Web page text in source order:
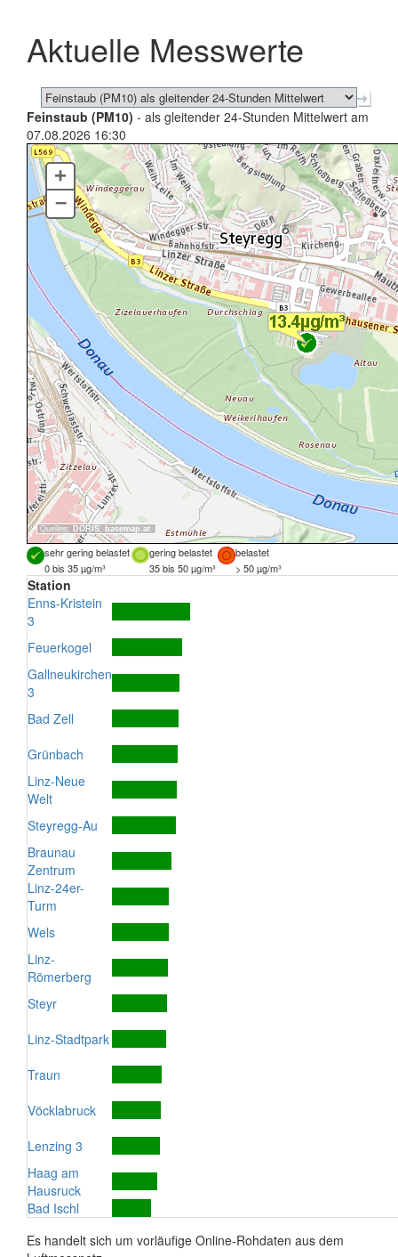
schließen
Aktuelle Messwerte
Feinstaub (PM10) - als gleitender 24-Stunden Mittelwert am
07.08.2026 16:30
Quellen: DORIS, basemap.at
+
–
sehr gering belastet gering belastet
belastet
0 bis 35 µg/m³
35 bis 50 µg/m³ > 50 µg/m³
Station
Enns-Kristein
3
Feuerkogel
Gallneukirchen
3
Bad Zell
Grünbach
Linz-Neue
Welt
Steyregg-Au
Braunau
Zentrum
Linz-24er-
Turm
Wels
Linz-
Römerberg
Steyr
Linz-Stadtpark
Traun
Vöcklabruck
Lenzing 3
Haag am
Hausruck
Bad Ischl
Es handelt sich um vorläufige Online-Rohdaten aus dem